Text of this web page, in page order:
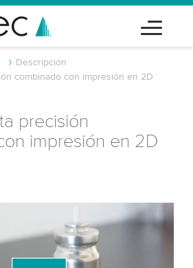
Descripción
combinado con impresión en 2D
precisión
impresión en 2D
tu consentimiento para
de video de YouTube!
de terceros para incrustar